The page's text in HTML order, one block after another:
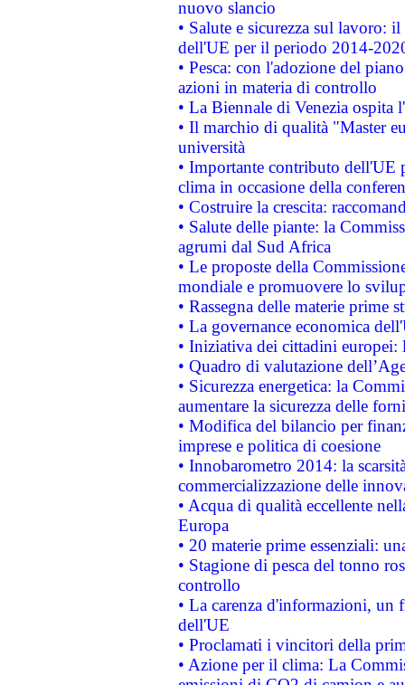
nuovo slancio
• Salute e sicurezza sul lavoro:
dell'UE per il periodo 2014-
• Pesca: con l'adozione del
azioni in materia di controllo
• La Biennale di Venezia ospita
• Il marchio di qualità "Master
università
• Importante contributo dell'UE
clima in occasione della
• Costruire la crescita:
• Salute delle piante: la
agrumi dal Sud Africa
• Le proposte della
mondiale e promuovere lo
• Rassegna delle materie prime
• La governance economica
• Iniziativa dei cittadini
• Quadro di valutazione
• Sicurezza energetica: la
aumentare la sicurezza delle
• Modifica del bilancio per
imprese e politica di coesione
• Innobarometro 2014: la
commercializzazione delle
• Acqua di qualità eccellente
Europa
• 20 materie prime essenziali:
• Stagione di pesca del tonno
controllo
• La carenza d'informazioni, un
dell'UE
• Proclamati i vincitori della
• Azione per il clima: La